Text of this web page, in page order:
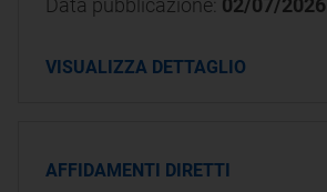
Data pubblicazione: 02/07/2026
VISUALIZZA DETTAGLIO
AFFIDAMENTI DIRETTI